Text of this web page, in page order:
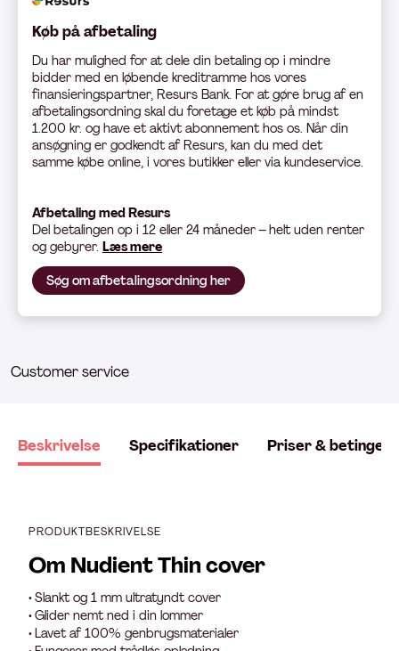
Køb på afbetaling
Du har mulighed for at dele din betaling op i mindre
bidder med en løbende kreditramme hos vores
finansieringspartner, Resurs Bank. For at gøre brug af en
afbetalingsordning skal du foretage et køb på mindst
1.200 kr. og have et aktivt abonnement hos os. Når din
ansøgning er godkendt af Resurs, kan du med det
samme købe online, i vores butikker eller via kundeservice.
Afbetaling med Resurs
Del betalingen op i 12 eller 24 måneder – helt uden renter
og gebyrer. Læs mere
Søg om afbetalingsordning her
Customer service
Beskrivelse Specifikationer Priser &
PRODUKTBESKRIVELSE
Om Nudient Thin cover
• Slankt og 1 mm ultratyndt cover
• Glider nemt ned i din lommer
• Lavet af 100% genbrugsmaterialer